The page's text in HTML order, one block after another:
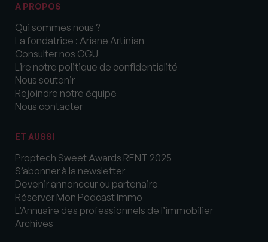
A PROPOS
Qui sommes nous ?
La fondatrice : Ariane Artinian
Consulter nos CGU
Lire notre politique de confidentialité
Nous soutenir
Rejoindre notre équipe
Nous contacter
ET AUSSI
Proptech Sweet Awards RENT 2025
S’abonner à la newsletter
Devenir annonceur ou partenaire
Réserver Mon Podcast Immo
L’Annuaire des professionnels de l’immobilier
Archives